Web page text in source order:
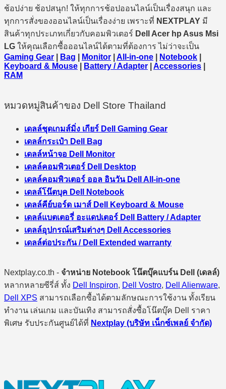
ช้อปง่าย ช้อปสนุก! ให้ทุกการช้อปออนไลน์เป็นเรื่องสนุก และ
ทุกการสั่งของออนไลน์เป็นเรื่องง่าย เพราะที่ NEXTPLAY มี
สินค้าทุกประเภทเกี่ยวกับคอมพิวเตอร์ Dell Acer hp Asus Msi
LG ให้คุณเลือกซื้อออนไลน์ได้ตามที่ต้องการ ไม่ว่าจะเป็น
Gaming Gear
Bag Monitor All-in-one Notebook
Keyboard & Mouse
Battery / Adapter Accessories
RAM
หมวดหมู่สินค้าของ Dell Store Thailand
เดลล์ชุดเกมส์มิ่ง เกียร์ Dell Gaming Gear
เดลล์กระเป๋า Dell Bag
เดลล์หน้าจอ Dell Monitor
เดลล์คอมพิวเตอร์ Dell Desktop
เดลล์คอมพิวเตอร์ ออล อินวัน Dell All-in-one
เดลล์โน๊ตบุค Dell Notebook
เดลล์คีย์บอร์ด เมาส์ Dell Keyboard & Mouse
เดลล์แบตเตอรี่ อะแดปเตอร์ Dell Battery / Adapter
เดลล์อุปกรณ์เสริมต่างๆ Dell Accessories
เดลล์ต่อประกัน / Dell Extended warranty
Nextplay.co.th - จำหน่าย Notebook โน๊ตบุ๊คแบร์น Dell (เดลล์)
หลากหลายซีรี่ส์ ทั้ง Dell Inspiron, Dell Vostro, Dell Alienware,
Dell XPS สามารถเลือกซื้อได้ตามลักษณะการใช้งาน ทั้งเรียน
ทำงาน เล่นเกม และบันเทิง สามารถสั่งซื้อโน๊ตบุ๊ค Dell ราคา
พิเศษ รับประกันศูนย์ได้ที่ Nextplay (บริษัท เน็กซ์เพลย์ จำกัด)